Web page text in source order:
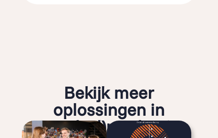
Bekijk meer
oplossingen in
(voedsel)productie